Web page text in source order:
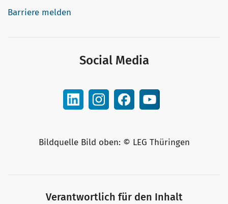
Barriere melden
Social Media
Bildquelle Bild oben: © LEG Thüringen
Verantwortlich für den Inhalt